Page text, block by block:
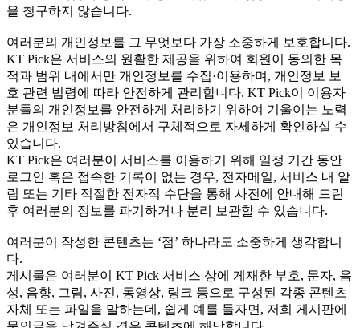
을 청구하지 않습니다.
여러분의 개인정보를 그 무엇보다 가장 소중하게 보호합니다.
KT Pick은 서비스의 원활한 제공을 위하여 회원이 동의한 목
적과 범위 내에서만 개인정보를 수집·이용하며, 개인정보 보
호 관련 법령에 따라 안전하게 관리합니다. KT Pick이 이용자
분들의 개인정보를 안전하게 처리하기 위하여 기울이는 노력
은 개인정보 처리방침에서 구체적으로 자세하게 확인하실 수
있습니다.
KT Pick은 여러분이 서비스를 이용하기 위해 일정 기간 동안
로그인 혹은 접속한 기록이 없는 경우, 전자메일, 서비스 내 알
림 또는 기타 적절한 전자적 수단을 통해 사전에 안내해 드린
후 여러분의 정보를 파기하거나 분리 보관할 수 있습니다.
여러분이 작성한 콘텐츠는 ‘점’ 하나라도 소중하게 생각합니
다.
게시물은 여러분이 KT Pick 서비스 상에 게재한 부호, 문자, 음
성, 음향, 그림, 사진, 동영상, 링크 등으로 구성된 각종 콘텐츠
자체 또는 파일을 말하는데, 쉽게 예를 들자면, 저희 게시판에